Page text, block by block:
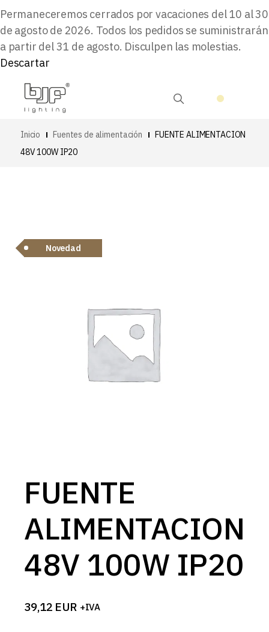
Permaneceremos cerrados por vacaciones del 10 al 30
de agosto de 2026. Todos los pedidos se suministrarán
a partir del 31 de agosto. Disculpen las molestias.
Descartar
Inicio Fuentes de alimentación
FUENTE ALIMENTACION
48V 100W IP20
Novedad
FUENTE
ALIMENTACION
48V 100W IP20
39,12 EUR +IVA